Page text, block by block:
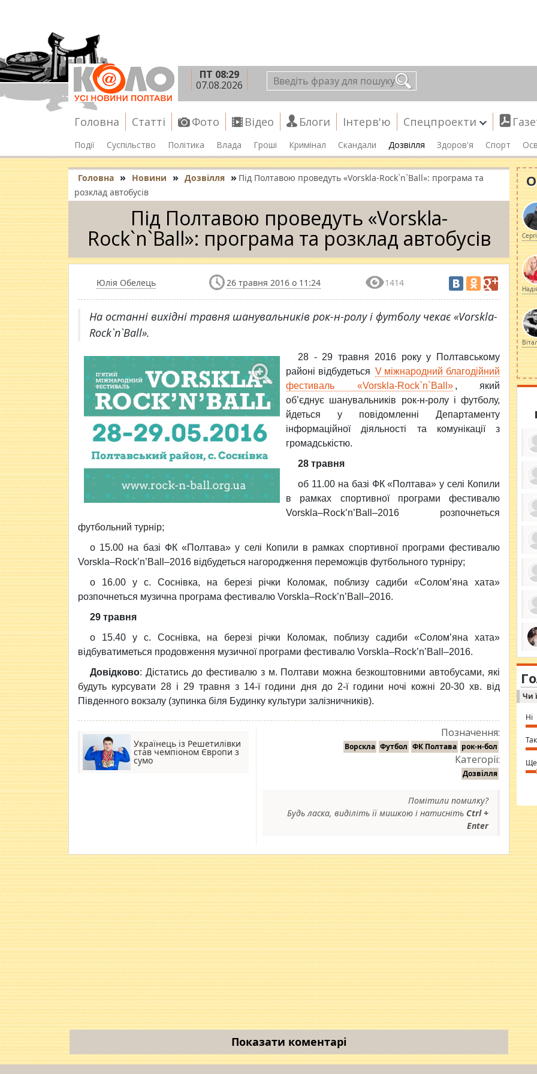
ПТ 08:29
07.08.2026
Головна Статті Фото Відео Блоги Інтерв'ю Спецпроекти
Події Суспільство Політика Влада Гроші Кримінал Скандали Дозвілля Здоров'я Спорт
Головна » Новини » Дозвілля » Під Полтавою проведуть «Vorskla-Rock`n`Ball»: програма та
розклад автобусів
Під Полтавою проведуть «Vorskla-
Rock`n`Ball»: програма та розклад автобусів
Юлія Обелець 26 травня 2016 о 11:24 1414
На останні вихідні травня шанувальників рок-н-ролу і футболу чекає «Vorskla-
Rock`n`Ball».
28 - 29 травня 2016 року у Полтавському
районі відбудеться V міжнародний благодійний
фестиваль «Vorskla-Rock`n`Ball» , який
об’єднує шанувальників рок-н-ролу і футболу,
йдеться у повідомленні Департаменту
інформаційної діяльності та комунікації з
громадськістю.
28 травня
об 11.00 на базі ФК «Полтава» у селі Копили
в рамках спортивної програми фестивалю
Vorskla–Rock’n’Ball–2016 розпочнеться
футбольний турнір;
о 15.00 на базі ФК «Полтава» у селі Копили в рамках спортивної програми фестивалю
Vorskla–Rock’n’Ball–2016 відбудеться нагородження переможців футбольного турніру;
о 16.00 у с. Соснівка, на березі річки Коломак, поблизу садиби «Солом’яна хата»
розпочнеться музична програма фестивалю Vorskla–Rock’n’Ball–2016.
29 травня
о 15.40 у с. Соснівка, на березі річки Коломак, поблизу садиби «Солом’яна хата»
відбуватиметься продовження музичної програми фестивалю Vorskla–Rock’n’Ball–2016.
Довідково: Дістатись до фестивалю з м. Полтави можна безкоштовними автобусами, які
будуть курсувати 28 і 29 травня з 14-ї години дня до 2-ї години ночі кожні 20-30 хв. від
Південного вокзалу (зупинка біля Будинку культури залізничників).
Українець із Решетилівки
став чемпіоном Європи з
сумо
Позначення:
Ворскла Футбол ФК Полтава рок-н-бол
Категорії:
Дозвілля
Помітили помилку?
Будь ласка, виділіть її мишкою і натисніть Ctrl +
Enter
Показати коментарі
за
ми
in
⇒
Чи
Ні
Так
Ще